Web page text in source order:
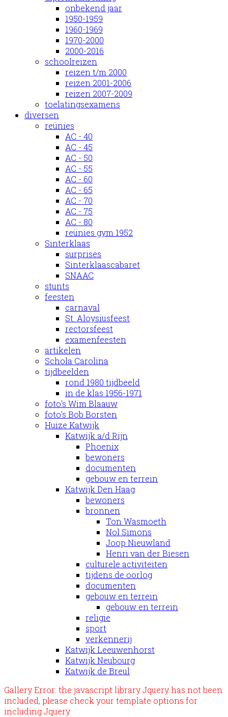
onbekend jaar
1950-1959
1960-1969
1970-2000
2000-2016
schoolreizen
reizen t/m 2000
reizen 2001-2006
reizen 2007-2009
toelatingsexamens
diversen
reünies
AC - 40
AC - 45
AC - 50
AC - 55
AC - 60
AC - 65
AC - 70
AC - 75
AC - 80
reünies gym 1952
Sinterklaas
surprises
Sinterklaascabaret
SNAAC
stunts
feesten
carnaval
St. Aloysiusfeest
rectorsfeest
examenfeesten
artikelen
Schola Carolina
tijdbeelden
rond 1980 tijdbeeld
in de klas 1956-1971
foto's Wim Blaauw
foto's Bob Borsten
Huize Katwijk
Katwijk a/d Rijn
Phoenix
bewoners
documenten
gebouw en terrein
Katwijk Den Haag
bewoners
bronnen
Ton Wasmoeth
Nol Simons
Joop Nieuwland
Henri van der Biesen
culturele activiteiten
tijdens de oorlog
documenten
gebouw en terrein
gebouw en terrein
religie
sport
verkennerij
Katwijk Leeuwenhorst
Katwijk Neubourg
Katwijk de Breul
Gallery Error: the javascript library Jquery has not been
included, please check your template options for
including Jquery